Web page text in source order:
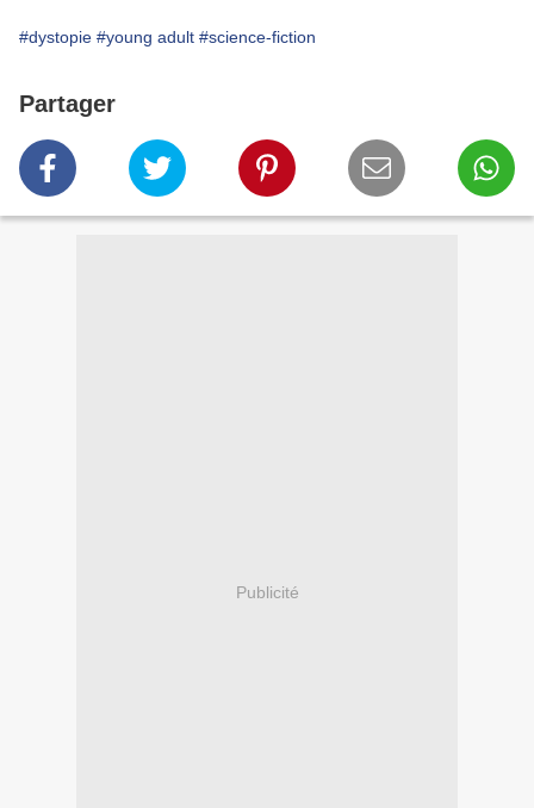
#dystopie #young adult #science-fiction
Partager
Publicité